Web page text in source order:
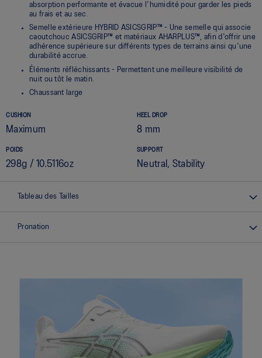
absorption performante et évacue l'humidité pour garder les pieds
au frais et au sec.
Semelle extérieure HYBRID ASICSGRIP™ - Une semelle qui associe
caoutchouc ASICSGRIP™ et matériaux AHARPLUS™, afin d'offrir une
adhérence supérieure sur différents types de terrains ainsi qu'une
durabilité accrue.
Éléments réfléchissants - Permettent une meilleure visibilité de
nuit ou tôt le matin.
Chaussant large
CUSHION
Maximum
HEEL DROP
8 mm
POIDS
298g / 10.5116oz
SUPPORT
Neutral, Stability
Tableau des Tailles
Pronation